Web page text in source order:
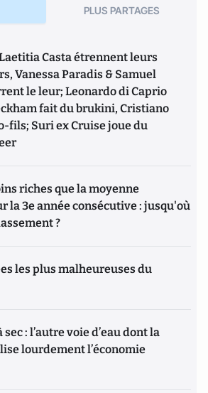
PLUS PARTAGES
Casta étrennent leurs
Vanessa Paradis & Samuel
le leur; Leonardo di Caprio
fait du brukini, Cristiano
fils; Suri ex Cruise joue du
riches que la moyenne
la 3e année consécutive : jusqu'où
?
les plus malheureuses du
: l’autre voie d’eau dont la
lourdement l’économie